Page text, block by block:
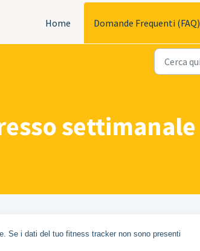
Home Domande Frequenti (FAQ)
settimanale
Se i dati del tuo fitness tracker non sono presenti